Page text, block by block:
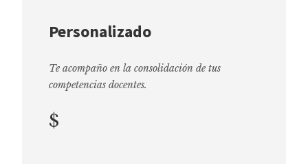
Personalizado
Te acompaño en la consolidación de tus
competencias docentes.
$